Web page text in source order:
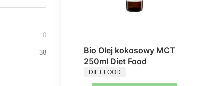
0
38
Bio Olej kokosowy MCT
250ml Diet Food
PRODUCENT
DIET FOOD